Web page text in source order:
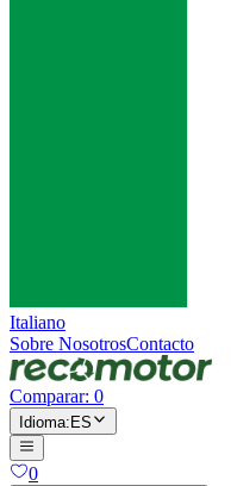
Italiano
Sobre NosotrosContacto
Comparar: 0
Idioma:ES
0